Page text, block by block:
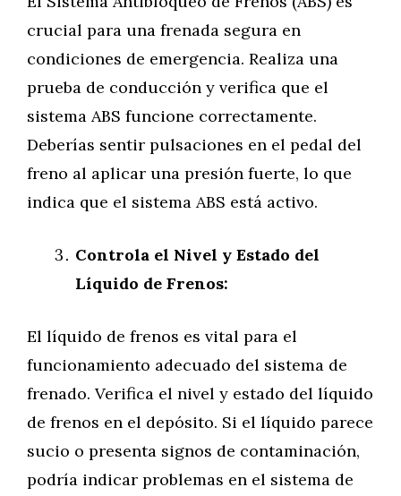
crucial para una frenada segura en
condiciones de emergencia. Realiza una
prueba de conducción y verifica que el
sistema ABS funcione correctamente.
Deberías sentir pulsaciones en el pedal del
freno al aplicar una presión fuerte, lo que
indica que el sistema ABS está activo.
Controla el Nivel y Estado del
Líquido de Frenos:
El líquido de frenos es vital para el
funcionamiento adecuado del sistema de
frenado. Verifica el nivel y estado del líquido
de frenos en el depósito. Si el líquido parece
sucio o presenta signos de contaminación,
podría indicar problemas en el sistema de